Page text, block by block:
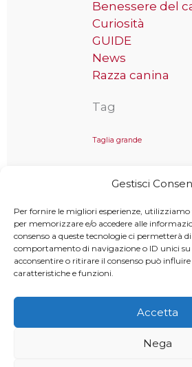
Gestisci
Per fornire le migliori esperienze, utilizziamo
per memorizzare e/o accedere alle
consenso a queste tecnologie ci permetterà
comportamento di navigazione o ID unici su
acconsentire o ritirare il consenso può
caratteristiche e funzioni.
Accetta
Nega
Benessere del
Curiosità
GUIDE
News
Razza canina
Tag
Taglia grande
Copyright © 2025
riservati